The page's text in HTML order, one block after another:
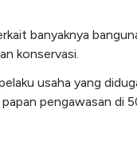
banyaknya
konservasi.
usaha yang
pengawasan di